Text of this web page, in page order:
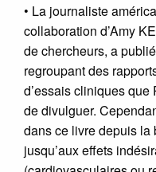
• La journaliste
collaboration d’Amy
de chercheurs, a
regroupant des
d’essais cliniques que
de divulguer.
dans ce livre depuis
jusqu’aux effets